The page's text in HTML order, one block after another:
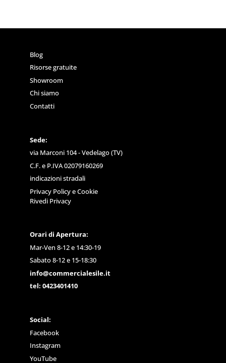
Blog
Risorse gratuite
Showroom
Chi siamo
Contatti
Sede:
via Marconi 104 - Vedelago (TV)
C.F. e P.IVA 02079160269
indicazioni stradali
Privacy PolicyeCookie
Rivedi Privacy
Orari di Apertura:
Mar-Ven 8-12 e 14:30-19
Sabato 8-12 e 15-18:30
info@commercialesile.it
tel: 0423401410
Social:
Facebook
Instagram
YouTube